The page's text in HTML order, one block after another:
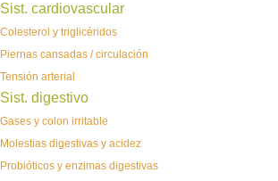
Sist. cardiovascular
Colesterol y triglicéridos
Piernas cansadas / circulación
Tensión arterial
Sist. digestivo
Gases y colon irritable
Molestias digestivas y acidez
Probióticos y enzimas digestivas